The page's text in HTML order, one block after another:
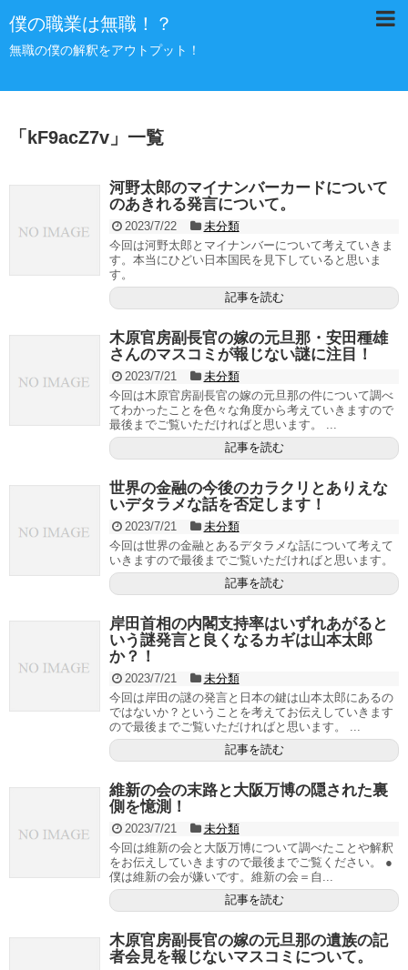
僕の職業は無職！？
無職の僕の解釈をアウトプット！
「 kF9acZ7v 」 一覧
河野太郎のマイナンバーカードについて
のあきれる発言について。
2023/7/22
未分類
今回は河野太郎とマイナンバーについて考えていきま
す。本当にひどい日本国民を見下していると思いま
す。
記事を読む
木原官房副長官の嫁の元旦那・安田種雄
さんのマスコミが報じない謎に注目！
2023/7/21
未分類
今回は木原官房副長官の嫁の元旦那の件について調べ
てわかったことを色々な角度から考えていきますので
最後までご覧いただければと思います。 ...
記事を読む
世界の金融の今後のカラクリとありえな
いデタラメな話を否定します！
2023/7/21
未分類
今回は世界の金融とあるデタラメな話について考えて
いきますので最後までご覧いただければと思います。
記事を読む
岸田首相の内閣支持率はいずれあがると
いう謎発言と良くなるカギは山本太郎
か？！
2023/7/21
未分類
今回は岸田の謎の発言と日本の鍵は山本太郎にあるの
ではないか？ということを考えてお伝えしていきます
ので最後までご覧いただければと思います。 ...
記事を読む
維新の会の末路と大阪万博の隠された裏
側を憶測！
2023/7/21
未分類
今回は維新の会と大阪万博について調べたことや解釈
をお伝えしていきますので最後までご覧ください。 ●
僕は維新の会が嫌いです。維新の会＝自...
記事を読む
木原官房副長官の嫁の元旦那の遺族の記
者会見を報じないマスコミについて。